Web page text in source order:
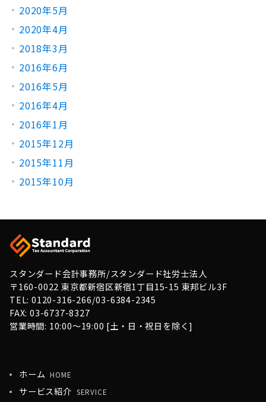
2020年5月
2020年4月
2018年3月
2016年6月
2016年5月
2016年4月
2016年1月
2015年12月
2015年11月
2015年10月
スタンダード会計事務所/スタンダード社労士法人
〒160-0022 東京都新宿区新宿1丁目15-15 東邦ビル3F
TEL: 0120-316-266/03-6384-2345
FAX: 03-6737-8327
営業時間: 10:00〜19:00 [土・日・祝日を除く]
ホーム HOME
サービス紹介 SERVICE